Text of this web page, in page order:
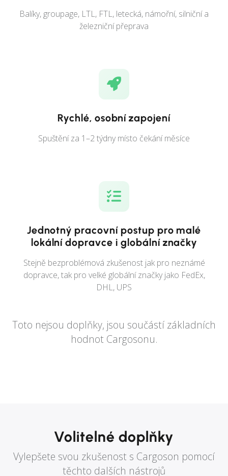
Balíky, groupage, LTL, FTL, letecká, námořní, silniční a
železniční přeprava
Rychlé, osobní zapojení
Spuštění za 1–2 týdny místo čekání měsíce
Jednotný pracovní postup pro malé
lokální dopravce i globální značky
Stejně bezproblémová zkušenost jak pro neznámé
dopravce, tak pro velké globální značky jako FedEx,
DHL, UPS
Toto nejsou doplňky, jsou součástí základních
hodnot Cargosonu.
Volitelné doplňky
Vylepšete svou zkušenost s Cargoson pomocí
těchto dalších nástrojů